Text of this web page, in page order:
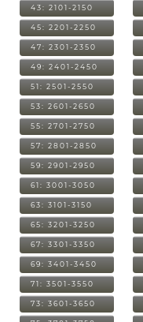
43: 2101-2150
45: 2201-2250
47: 2301-2350
49: 2401-2450
51: 2501-2550
53: 2601-2650
55: 2701-2750
57: 2801-2850
59: 2901-2950
61: 3001-3050
63: 3101-3150
65: 3201-3250
67: 3301-3350
69: 3401-3450
71: 3501-3550
73: 3601-3650